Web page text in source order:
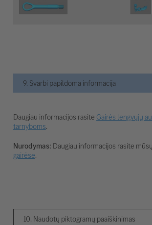
9. Svarbi papildoma informacija
Daugiau informacijos rasite Gairės lengvųjų
tarnyboms.
Nurodymas: Daugiau informacijos rasite mūsų
gairėse.
10. Naudotų piktogramų paaiškinimas